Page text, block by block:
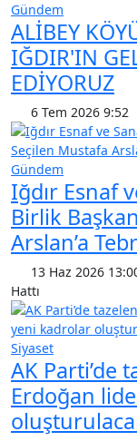
Gündem
ALİBEY
IĞDIR'IN
EDİYORUZ
6 Tem 2026 9:52
Gündem
Iğdır Esnaf
Birlik
Arslan’a
13 Haz 2026
Hattı
Siyaset
AK Parti’de
Erdoğan